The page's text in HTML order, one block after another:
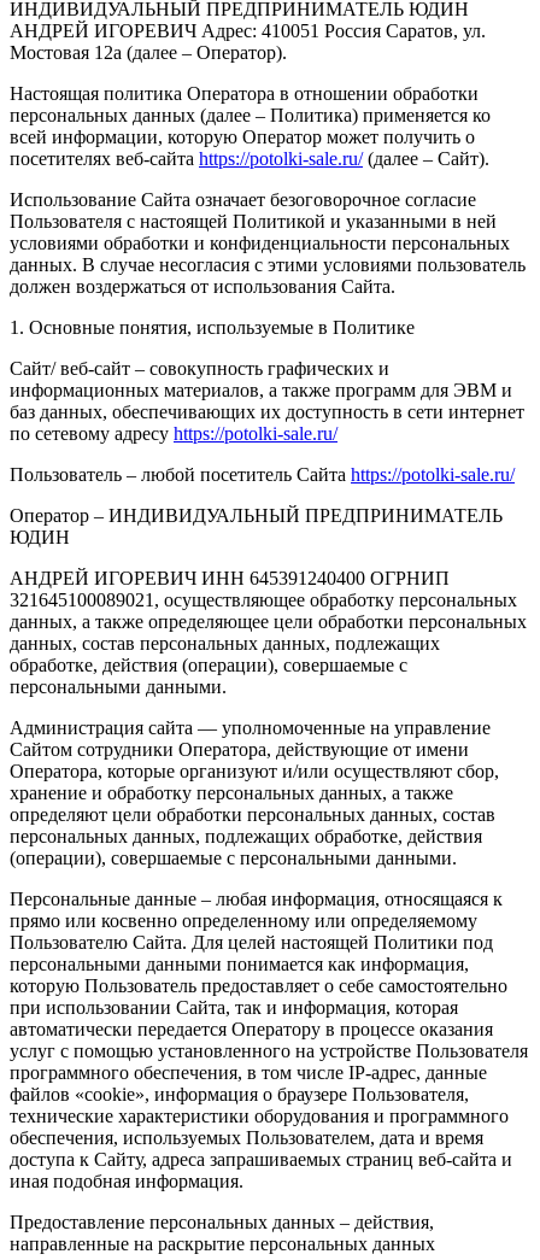
ИНДИВИДУАЛЬНЫЙ ПРЕДПРИНИМАТЕЛЬ ЮДИН
АНДРЕЙ ИГОРЕВИЧ Адрес: 410051 Россия Саратов, ул.
Мостовая 12а (далее – Оператор).
Настоящая политика Оператора в отношении обработки
персональных данных (далее – Политика) применяется ко
всей информации, которую Оператор может получить о
посетителях веб-сайта https://potolki-sale.ru/(далее – Сайт).
Использование Сайта означает безоговорочное согласие
Пользователя с настоящей Политикой и указанными в ней
условиями обработки и конфиденциальности персональных
данных. В случае несогласия с этими условиями пользователь
должен воздержаться от использования Сайта.
1. Основные понятия, используемые в Политике
Сайт/ веб-сайт – совокупность графических и
информационных материалов, а также программ для ЭВМ и
баз данных, обеспечивающих их доступность в сети интернет
по сетевому адресу https://potolki-sale.ru/
Пользователь – любой посетитель Сайта https://potolki-sale.ru/
Оператор – ИНДИВИДУАЛЬНЫЙ ПРЕДПРИНИМАТЕЛЬ
ЮДИН
АНДРЕЙ ИГОРЕВИЧ ИНН 645391240400 ОГРНИП
321645100089021, осуществляющее обработку персональных
данных, а также определяющее цели обработки персональных
данных, состав персональных данных, подлежащих
обработке, действия (операции), совершаемые с
персональными данными.
Администрация сайта — уполномоченные на управление
Сайтом сотрудники Оператора, действующие от имени
Оператора, которые организуют и/или осуществляют сбор,
хранение и обработку персональных данных, а также
определяют цели обработки персональных данных, состав
персональных данных, подлежащих обработке, действия
(операции), совершаемые с персональными данными.
Персональные данные – любая информация, относящаяся к
прямо или косвенно определенному или определяемому
Пользователю Сайта. Для целей настоящей Политики под
персональными данными понимается как информация,
которую Пользователь предоставляет о себе самостоятельно
при использовании Сайта, так и информация, которая
автоматически передается Оператору в процессе оказания
услуг с помощью установленного на устройстве Пользователя
программного обеспечения, в том числе IP-адрес, данные
файлов «cookie», информация о браузере Пользователя,
технические характеристики оборудования и программного
обеспечения, используемых Пользователем, дата и время
доступа к Сайту, адреса запрашиваемых страниц веб-сайта и
иная подобная информация.
Предоставление персональных данных – действия,
направленные на раскрытие персональных данных